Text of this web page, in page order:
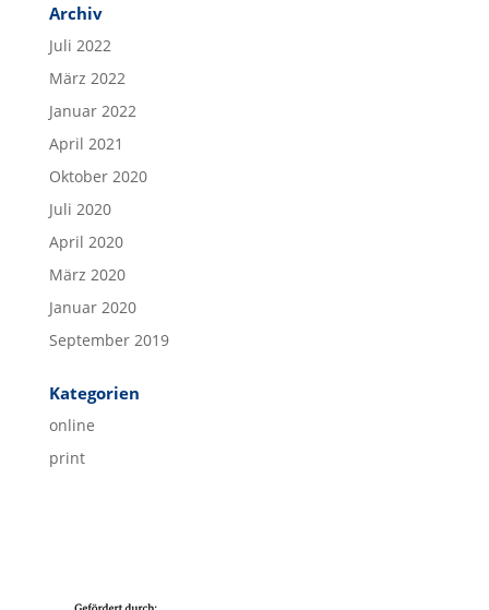
Archiv
Juli 2022
März 2022
Januar 2022
April 2021
Oktober 2020
Juli 2020
April 2020
März 2020
Januar 2020
September 2019
Kategorien
online
print